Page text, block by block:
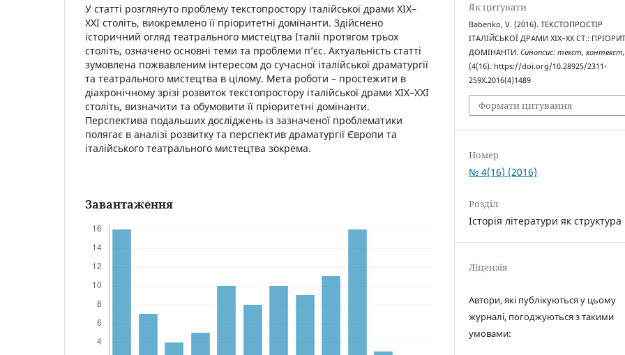
У статті розглянуто проблему текстопростору італійської драми ХІХ–
ХХІ століть, виокремлено її пріоритетні домінанти. Здійснено
історичний огляд театрального мистецтва Італії протягом трьох
століть, означено основні теми та проблеми п’єс. Актуальність статті
зумовлена пожвавленим інтересом до сучасної італійської драматургії
та театрального мистецтва в цілому. Мета роботи – простежити в
діахронічному зрізі розвиток текстопростору італійської драми ХІХ–ХХІ
століть, визначити та обумовити її пріоритетні домінанти.
Перспектива подальших досліджень із зазначеної проблематики
полягає в аналізі розвитку та перспектив драматургії Європи та
італійського театрального мистецтва зокрема.
Завантаження
Як цитувати
Babenko, V. (2016). ТЕКСТОПРОСТІР
ІТАЛІЙСЬКОЇ ДРАМИ ХІХ–ХХ СТ.:
ДОМІНАНТИ.Синопсис: текст, контекст,
(4(16). https://doi.org/10.28925/2311-
259X.2016(4)1489
Формати цитування
Номер
№ 4(16) (2016)
Розділ
Історія літератури як структура
Ліцензія
Автори, які публікуються у цьому
журналі, погоджуються з такими
умовами: